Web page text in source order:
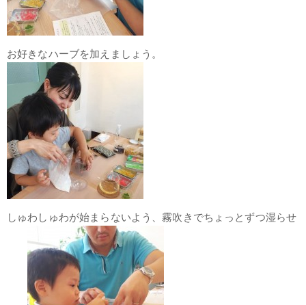
お好きなハーブを加えましょう。
しゅわしゅわが始まらないよう、霧吹きでちょっとずつ湿らせ